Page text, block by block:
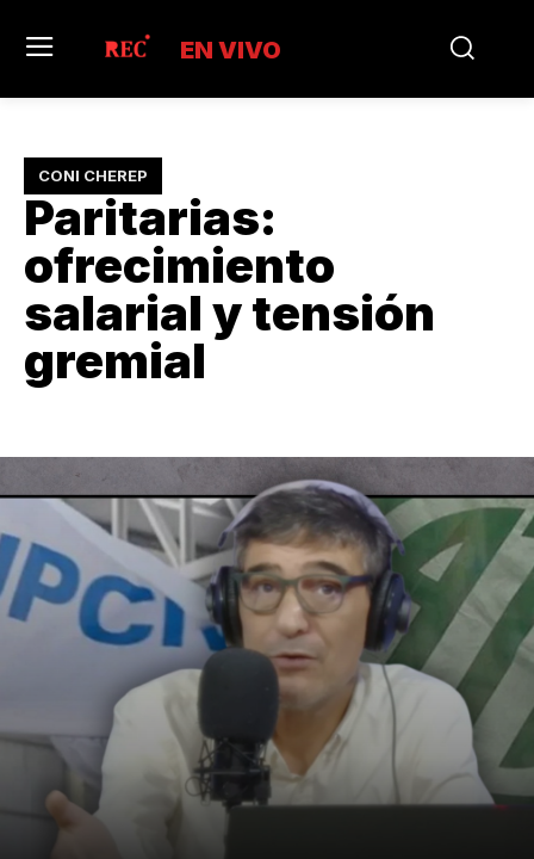
EN VIVO
CONI CHEREP
Paritarias:
ofrecimiento
salarial y tensión
gremial